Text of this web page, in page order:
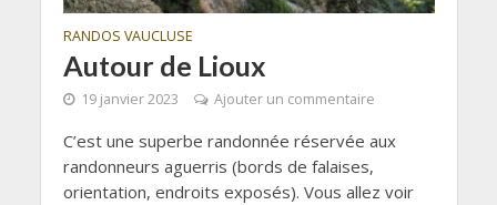
RANDOS VAUCLUSE
Autour de Lioux
19 janvier 2023 Ajouter un commentaire
C’est une superbe randonnée réservée aux
randonneurs aguerris (bords de falaises,
orientation, endroits exposés). Vous allez voir